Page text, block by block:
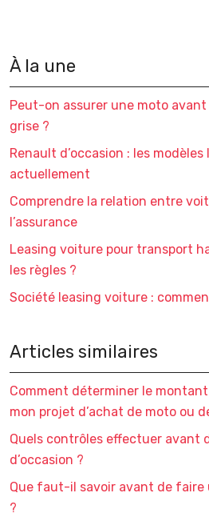
À la une
Peut-on assurer une moto avant
grise ?
Renault d’occasion : les
actuellement
Comprendre la relation entre
l’assurance
Leasing voiture pour transport
les règles ?
Société leasing voiture :
Articles similaires
Comment déterminer le
mon projet d’achat de moto ou
Quels contrôles effectuer avant
d’occasion ?
Que faut-il savoir avant de
?